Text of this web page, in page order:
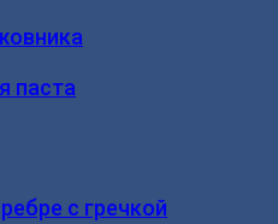
паста
с гречкой